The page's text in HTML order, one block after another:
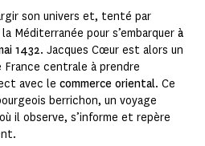
son univers et, tenté par
Méditerranée pour s’embarquer à
1432. Jacques Cœur est alors un
France centrale à prendre
avec le commerce oriental. Ce
berrichon, un voyage
il observe, s’informe et repère